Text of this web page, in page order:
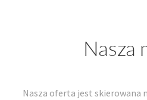
Nasza
Nasza oferta jest skierowana